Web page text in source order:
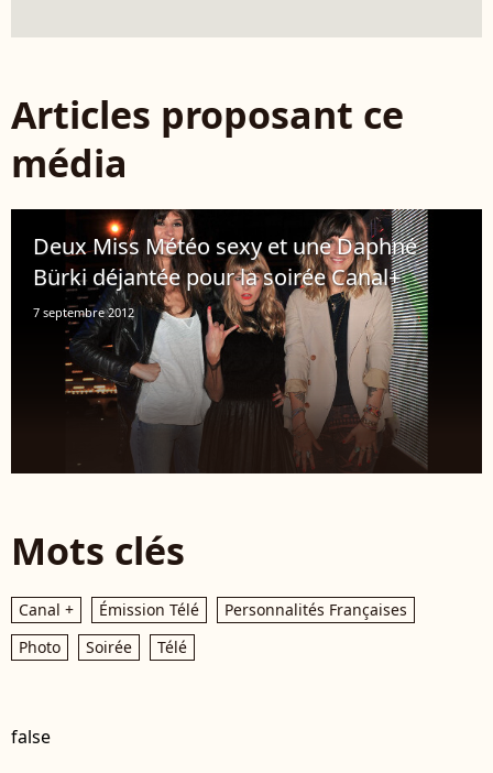
Articles proposant ce
média
Deux Miss Météo sexy et une Daphné
Bürki déjantée pour la soirée Canal+
7 septembre 2012
Mots clés
Canal + Émission Télé
Personnalités Françaises
Photo
Soirée Télé
false